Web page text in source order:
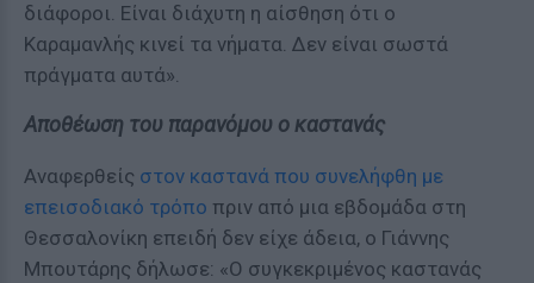
διάφοροι. Είναι διάχυτη η αίσθηση ότι ο
Καραμανλής κινεί τα νήματα. Δεν είναι σωστά
πράγματα αυτά».
Αποθέωση του παρανόμου ο καστανάς
Αναφερθείς στον καστανά που συνελήφθη με
επεισοδιακό τρόπο πριν από μια εβδομάδα στη
Θεσσαλονίκη επειδή δεν είχε άδεια, ο Γιάννης
Μπουτάρης δήλωσε: «Ο συγκεκριμένος καστανάς